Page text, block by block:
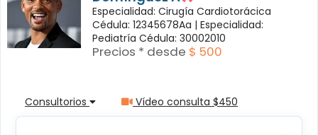
Especialidad: Cirugía Cardiotorácica
Cédula: 12345678Aa | Especialidad:
Pediatría Cédula: 30002010
Precios * desde $ 500
Consultorios Vídeo consulta $450